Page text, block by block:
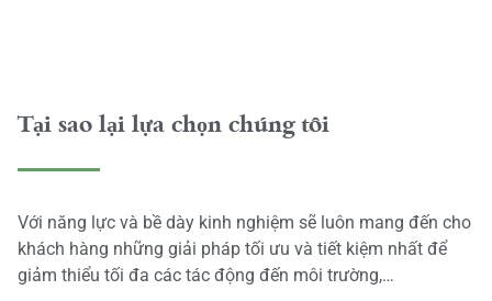
Tại sao lại lựa chọn chúng tôi
Với năng lực và bề dày kinh nghiệm sẽ luôn mang đến cho
khách hàng những giải pháp tối ưu và tiết kiệm nhất để
giảm thiểu tối đa các tác động đến môi trường,…